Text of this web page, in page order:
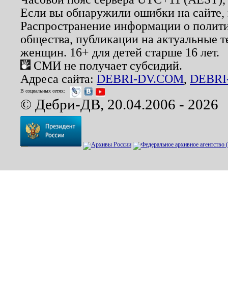
Если вы обнаружили ошибки на
Распространение информации о
общества, публикации на актуальные
женщин. 16+ для детей старше 16 лет.
СМИ не получает субсидий.
Адреса сайта: DEBRI-DV.COM,
В социальных сетях:
© Дебри-ДВ, 20.04.2006 - 2026